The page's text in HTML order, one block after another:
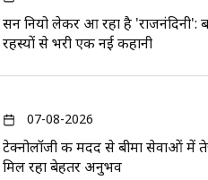
सन नियो लेकर आ रहा है 'राजनंदिनी':
रहस्यों से भरी एक नई कहानी
07-08-2026
टेक्नोलॉजी की मदद से बीमा सेवाओं में
मिल रहा बेहतर अनुभव